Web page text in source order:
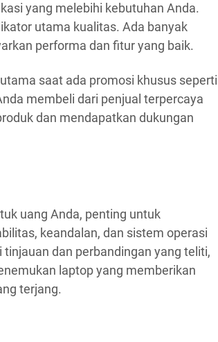
yang melebihi kebutuhan Anda.
utama kualitas. Ada banyak
performa dan fitur yang baik.
saat ada promosi khusus seperti
membeli dari penjual terpercaya
dan mendapatkan dukungan
uang Anda, penting untuk
keandalan, dan sistem operasi
dan perbandingan yang teliti,
laptop yang memberikan
terjang.